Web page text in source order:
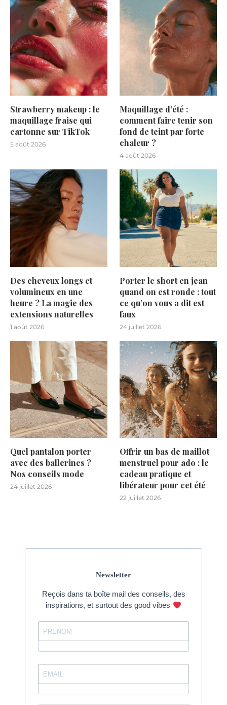
Strawberry makeup : le
maquillage fraise qui
cartonne sur TikTok
5 août 2026
Maquillage d’été :
comment faire tenir son
fond de teint par forte
chaleur ?
4 août 2026
Des cheveux longs et
volumineux en une
heure ? La magie des
extensions naturelles
1 août 2026
Porter le short en jean
quand on est ronde : tout
ce qu’on vous a dit est
faux
24 juillet 2026
Quel pantalon porter
avec des ballerines ?
Nos conseils mode
24 juillet 2026
Offrir un bas de maillot
menstruel pour ado : le
cadeau pratique et
libérateur pour cet été
22 juillet 2026
Newsletter
Reçois dans ta boîte mail des conseils, des
inspirations, et surtout des good vibes